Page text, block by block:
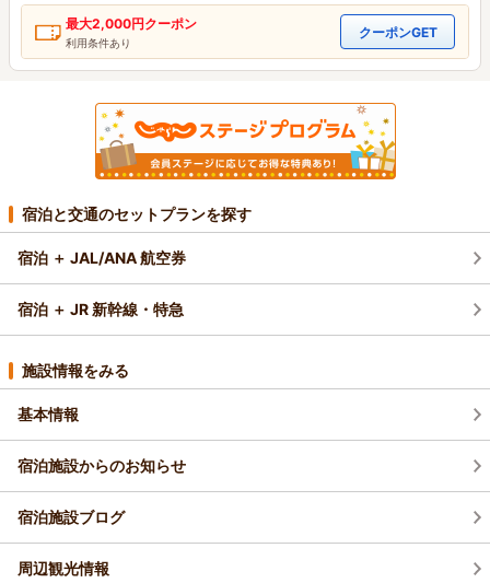
最大2,000円クーポン
利用条件あり
クーポンGET
宿泊と交通のセットプランを探す
宿泊 ＋ JAL/ANA 航空券
宿泊 ＋ JR 新幹線・特急
施設情報をみる
基本情報
宿泊施設からのお知らせ
宿泊施設ブログ
周辺観光情報